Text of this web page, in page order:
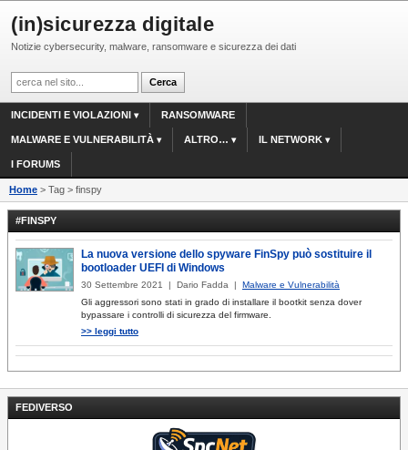
(in)sicurezza digitale
Notizie cybersecurity, malware, ransomware e sicurezza dei dati
INCIDENTI E VIOLAZIONI RANSOMWARE
MALWARE E VULNERABILITÀ ALTRO… IL NETWORK
I FORUMS
Home > Tag > finspy
FEDIVERSO
#FINSPY
La nuova versione dello spyware FinSpy può sostituire il
bootloader UEFI di Windows
30 Settembre 2021 | Dario Fadda | Malware e Vulnerabilità
Gli aggressori sono stati in grado di installare il bootkit senza dover
bypassare i controlli di sicurezza del firmware.
>> leggi tutto